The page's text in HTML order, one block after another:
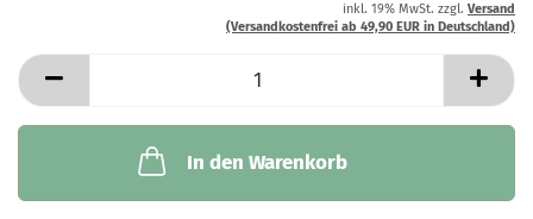
inkl. 19% MwSt. zzgl. Versand
(Versandkostenfrei ab 49,90 EUR in Deutschland)
In den Warenkorb